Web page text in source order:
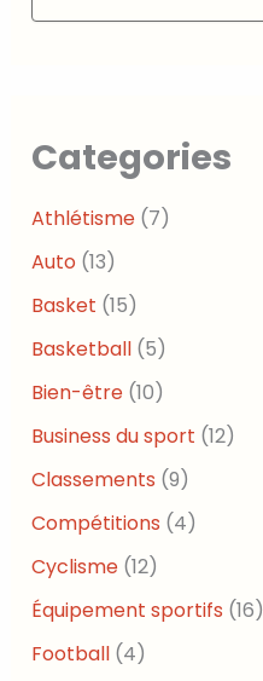
Categories
Athlétisme (7)
Auto (13)
Basket (15)
Basketball (5)
Bien-être (10)
Business du sport (12)
Classements (9)
Compétitions (4)
Cyclisme (12)
Équipement sportifs (16)
Football (4)